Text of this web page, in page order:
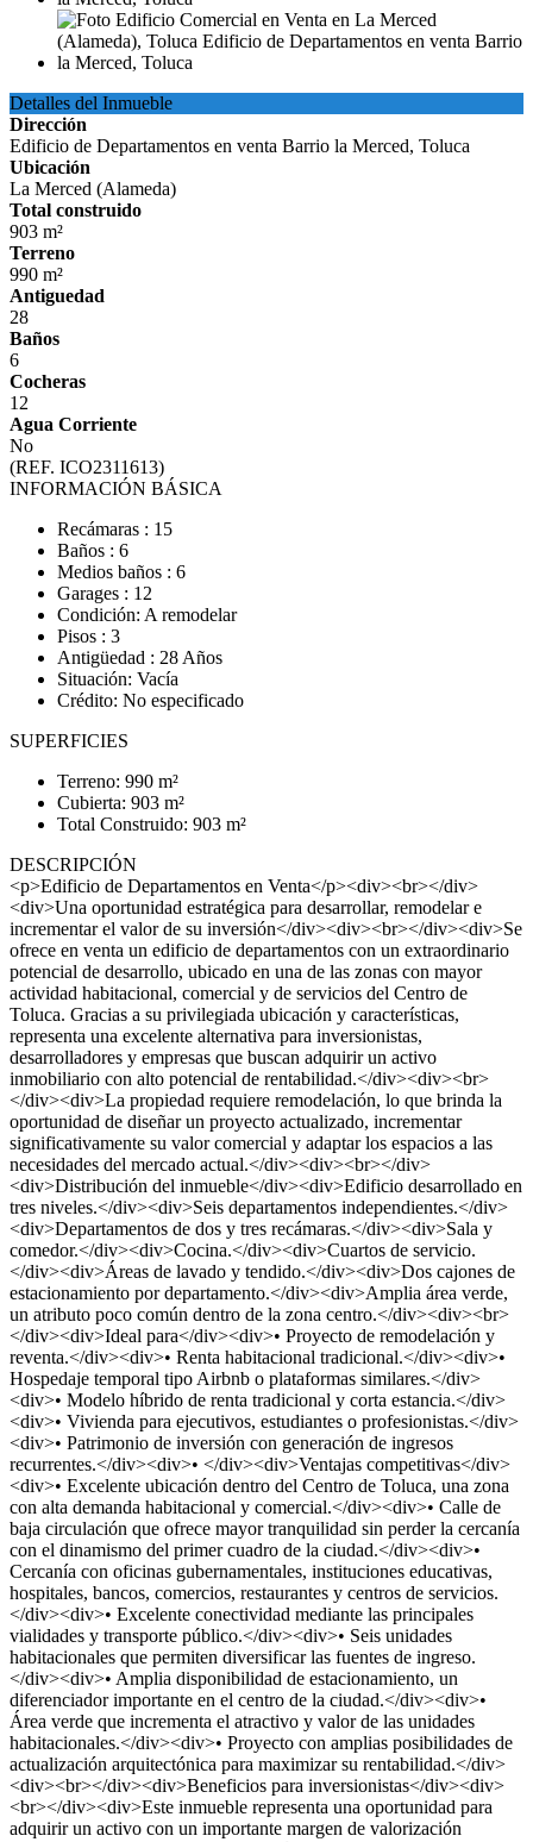
Detalles del Inmueble
Dirección
Edificio de Departamentos en venta Barrio la Merced, Toluca
Ubicación
La Merced (Alameda)
Total construido
903 m²
Terreno
990 m²
Antiguedad
28
Baños
6
Cocheras
12
Agua Corriente
No
(REF. ICO2311613)
INFORMACIÓN BÁSICA
Recámaras : 15
Baños : 6
Medios baños : 6
Garages : 12
Condición: A remodelar
Pisos : 3
Antigüedad : 28 Años
Situación: Vacía
Crédito: No especificado
SUPERFICIES
Terreno: 990 m²
Cubierta: 903 m²
Total Construido: 903 m²
DESCRIPCIÓN
<p>Edificio de Departamentos en Venta</p><div><br></div>
<div>Una oportunidad estratégica para desarrollar, remodelar e
incrementar el valor de su inversión</div><div><br></div><div>Se
ofrece en venta un edificio de departamentos con un extraordinario
potencial de desarrollo, ubicado en una de las zonas con mayor
actividad habitacional, comercial y de servicios del Centro de
Toluca. Gracias a su privilegiada ubicación y características,
representa una excelente alternativa para inversionistas,
desarrolladores y empresas que buscan adquirir un activo
inmobiliario con alto potencial de rentabilidad.</div><div><br>
</div><div>La propiedad requiere remodelación, lo que brinda la
oportunidad de diseñar un proyecto actualizado, incrementar
significativamente su valor comercial y adaptar los espacios a las
necesidades del mercado actual.</div><div><br></div>
<div>Distribución del inmueble</div><div>Edificio desarrollado en
tres niveles.</div><div>Seis departamentos independientes.</div>
<div>Departamentos de dos y tres recámaras.</div><div>Sala y
comedor.</div><div>Cocina.</div><div>Cuartos de servicio.
</div><div>Áreas de lavado y tendido.</div><div>Dos cajones de
estacionamiento por departamento.</div><div>Amplia área verde,
un atributo poco común dentro de la zona centro.</div><div><br>
</div><div>Ideal para</div><div>• Proyecto de remodelación y
reventa.</div><div>• Renta habitacional tradicional.</div><div>•
Hospedaje temporal tipo Airbnb o plataformas similares.</div>
<div>• Modelo híbrido de renta tradicional y corta estancia.</div>
<div>• Vivienda para ejecutivos, estudiantes o profesionistas.</div>
<div>• Patrimonio de inversión con generación de ingresos
recurrentes.</div><div>• </div><div>Ventajas competitivas</div>
<div>• Excelente ubicación dentro del Centro de Toluca, una zona
con alta demanda habitacional y comercial.</div><div>• Calle de
baja circulación que ofrece mayor tranquilidad sin perder la cercanía
con el dinamismo del primer cuadro de la ciudad.</div><div>•
Cercanía con oficinas gubernamentales, instituciones educativas,
hospitales, bancos, comercios, restaurantes y centros de servicios.
</div><div>• Excelente conectividad mediante las principales
vialidades y transporte público.</div><div>• Seis unidades
habitacionales que permiten diversificar las fuentes de ingreso.
</div><div>• Amplia disponibilidad de estacionamiento, un
diferenciador importante en el centro de la ciudad.</div><div>•
Área verde que incrementa el atractivo y valor de las unidades
habitacionales.</div><div>• Proyecto con amplias posibilidades de
actualización arquitectónica para maximizar su rentabilidad.</div>
<div><br></div><div>Beneficios para inversionistas</div><div>
<br></div><div>Este inmueble representa una oportunidad para
adquirir un activo con un importante margen de valorización